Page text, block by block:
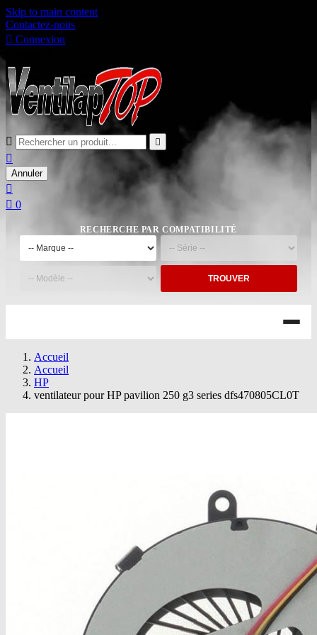
Skip to main content
Contactez-nous
 Connexion
 

Annuler

 0
RECHERCHE PAR COMPATIBILITÉ
TROUVER
Accueil
Accueil
HP
ventilateur pour HP pavilion 250 g3 series dfs470805CL0T